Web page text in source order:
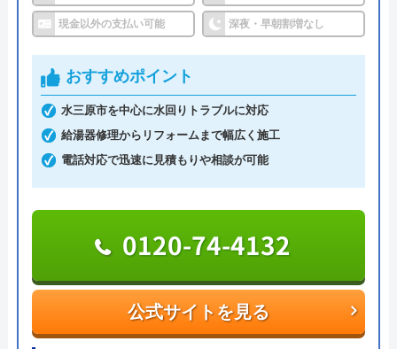
公式サイトを見る
0120-180-666
グローバルメンテナンスのクチコ
ミ on
※クチコミの内容について
R F
1 か月前
現金以外の支払い可能 深夜・早朝割増なし
おすすめポイント
水三原市を中心に水回りトラブルに対応
給湯器修理からリフォームまで幅広く施工
電話対応で迅速に見積もりや相談が可能
公式サイトを見る
0120-74-4132